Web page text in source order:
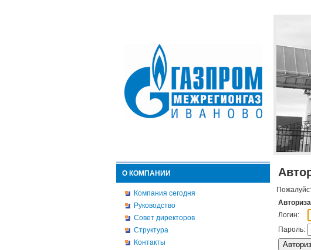
О КОМПАНИИ
Компания сегодня
Руководство
Совет директоров
Структура
Контакты
Логин:
Пароль: